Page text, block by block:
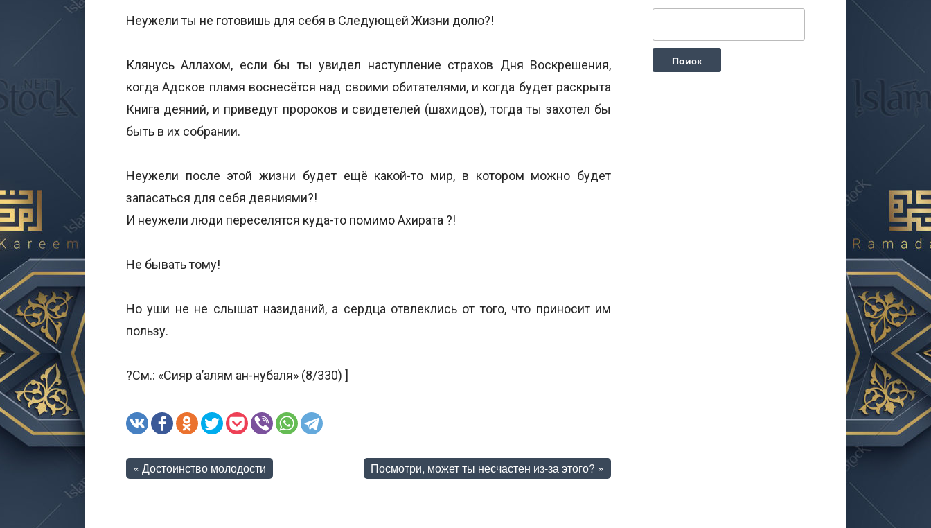
Неужели ты не готовишь для себя в Следующей Жизни долю?!
Клянусь Аллахом, если бы ты увидел наступление страхов Дня Воскрешения,
когда Адское пламя воснесётся над своими обитателями, и когда будет раскрыта
Книга деяний, и приведут пророков и свидетелей (шахидов), тогда ты захотел бы
быть в их собрании.
Неужели после этой жизни будет ещё какой-то мир, в котором можно будет
запасаться для себя деяниями?!
И неужели люди переселятся куда-то помимо Ахирата ?!
Не бывать тому!
Но уши не не слышат назиданий, а сердца отвлеклись от того, что приносит им
пользу.
?См.: «Сияр а’алям ан-нубаля» (8/330) ]
Посмотри, может ты несчастен из-за этого? »
« Достоинство молодости